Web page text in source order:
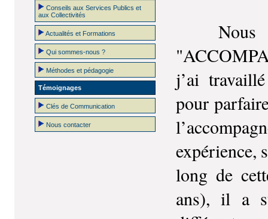
Nous
j’ai
pour
expérience,
long de
ans), il a
Conseils aux Services Publics et
aux Collectivités
Actualités et Formations
Qui sommes-nous ?
Méthodes et pédagogie
Témoignages
Clés de Communication
Nous contacter